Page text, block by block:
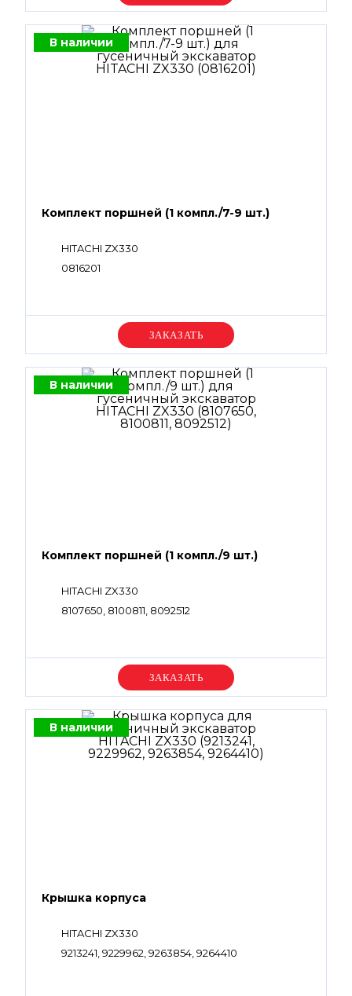
В наличии
Комплект поршней (1 компл./7-9 шт.)
HITACHI ZX330
0816201
Уточняйте цену
В наличии
Комплект поршней (1 компл./9 шт.)
HITACHI ZX330
8107650, 8100811, 8092512
Уточняйте цену
В наличии
Крышка корпуса
HITACHI ZX330
9213241, 9229962, 9263854, 9264410